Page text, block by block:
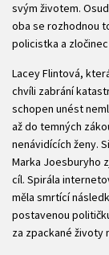
svým životem.
oba se rozhodnou
policistka a
Lacey Flintová,
chvíli zabrání
schopen unést
až do temných
nenávidících ženy.
Marka Joesburyho
cíl. Spirála
měla smrtící
postavenou
za zpackané